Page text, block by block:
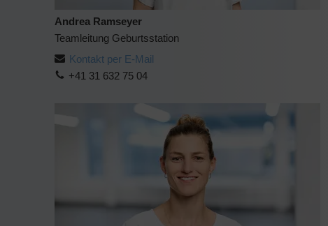
Andrea Ramseyer
Teamleitung Geburtsstation
Kontakt per E-Mail
+41 31 632 75 04